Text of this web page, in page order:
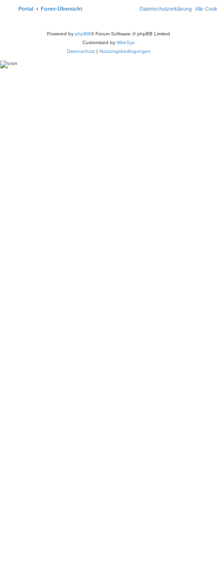
Portal Foren-Übersicht Alle
Datenschutzerklärung
Powered by phpBB® Forum Software © phpBB Limited
Customized by WireSys
Datenschutz| Nutzungsbedingungen